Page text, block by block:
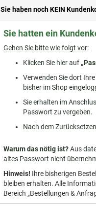
Sie haben noch KEIN
Sie hatten ein
Gehen Sie bitte wie folgt vor:
Klicken Sie hier auf
Verwenden Sie dort
bisher im Shop
Sie erhalten im
Passwort zu vergeben.
Nach dem
Warum das nötig ist?Aus
altes Passwort nicht
Hinweis! Ihre bisherigen
bleiben erhalten. Alle
Bereich „Bestellungen &